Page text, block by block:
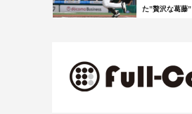
た”贅沢な葛藤”